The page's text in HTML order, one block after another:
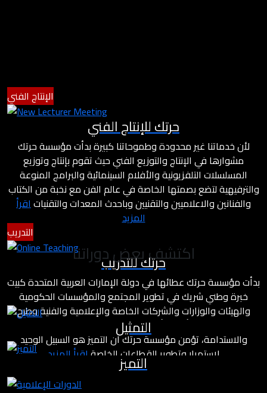
الإنتاج الفني
حرتك للإنتاج الفني
لأن خدماتنا غير محدودة وطموحاتنا كبيرة بدأت مؤسسة حرتك
مشوارها في الإنتاج والتوزيع الفني حيث تقوم بإنتاج وتوزيع
المسلسلات التلفزيونية والأفلام السينمائية والبرامج المنوعة
والترفيهية لتضع بصمتها الخاصة في عالم الفن مع نخبة من الكتاب
والفنانين والاعلاميين والتقنيين وباحدث المعدات والتقنياتاقرأ
المزيد
التدريب
حرتك للتدريب
بدأت مؤسسة حرتك عطائها في دولة الإمارات العربية المتحدة كبيت
خبرة وطني شريك في تطوير المجتمع والمؤسسات الحكومية
والهيئات والوزارات والشركات الخاصة والإعلامية والفنية وطرح
مشاريع درامية وأفلام بأسلوب مختلف يعتمد على معايير التميز
والاستدامة، تؤمن مؤسسة حرتك أن التميز هو السبيل الوحيد
لاستمرار وتطوير القطاعات الخاصة اقرأ المزيد
اكتشف بعض دوراتنا
التمثيل
التميز